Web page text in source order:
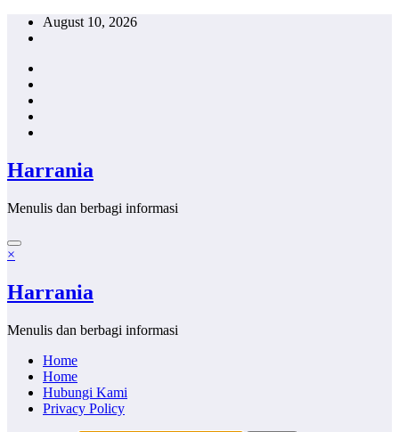
Skip
August 10, 2026
Harrania
Menulis dan berbagi informasi
×
Harrania
Menulis dan berbagi informasi
Home
Home
Hubungi Kami
Privacy Policy